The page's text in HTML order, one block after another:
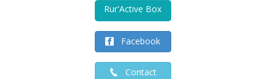
Facebook
Contact
Rur'Active Box